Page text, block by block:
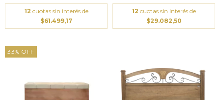
12 cuotas sin interés de
$61.499,17
12 cuotas sin interés de
$29.082,50
33% OFF